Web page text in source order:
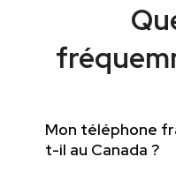
Mon téléphone
t-il au Canada ?